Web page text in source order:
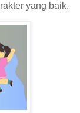
yang baik.